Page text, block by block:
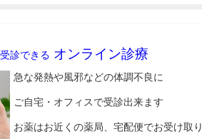
診できる オンライン診療
急な発熱や風邪などの体調不良に
ご自宅・オフィスで受診出来ます
お薬はお近くの薬局、宅配便でお受け取り